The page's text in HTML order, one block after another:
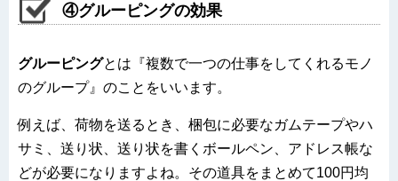
④グルーピングの効果
グルーピングとは『複数で一つの仕事をしてくれるモノ
のグループ』のことをいいます。
例えば、荷物を送るとき、梱包に必要なガムテープやハ
サミ、送り状、送り状を書くボールペン、アドレス帳な
どが必要になりますよね。その道具をまとめて100円均